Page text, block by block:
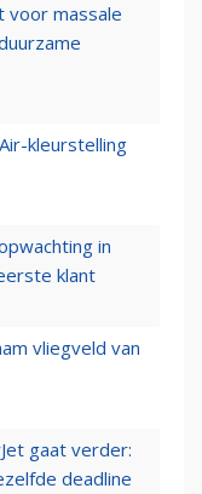
voor massale
kleurstelling
in
klant
vliegveld van
gaat verder:
deadline